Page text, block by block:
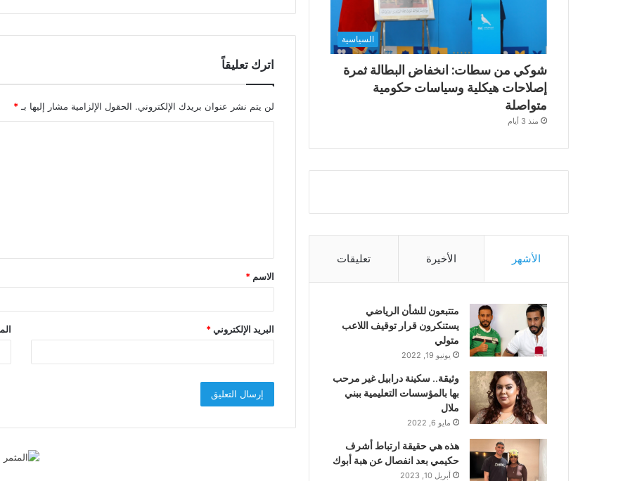
اترك تعليقاً
لن يتم نشر عنوان بريدك الإلكتروني. الحقول الإلزامية مشار إليها بـ*
ق
*
الاسم *
البريد الإلكتروني*
السياسية
شوكي من سطات: انخفاض البطالة ثمرة
إصلاحات هيكلية وسياسات حكومية
متواصلة
منذ 3 أيام
الأشهر الأخيرة تعليقات
متتبعون للشأن الرياضي
يستنكرون قرار توقيف اللاعب
متولي
يونيو 19, 2022
وثيقة.. سكينة درابيل غير مرحب
بها بالمؤسسات التعليمية ببني
ملال
مايو 6, 2022
هذه هي حقيقة ارتباط أشرف
حكيمي بعد انفصال عن هبة أبوك
أبريل 10, 2023